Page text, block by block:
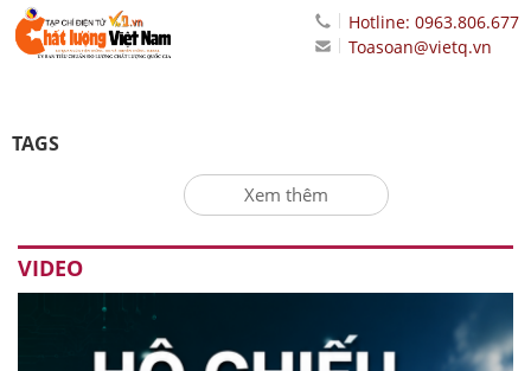
Hotline: 0963.806.677
Toasoan@vietq.vn
TAGS
Xem thêm
VIDEO